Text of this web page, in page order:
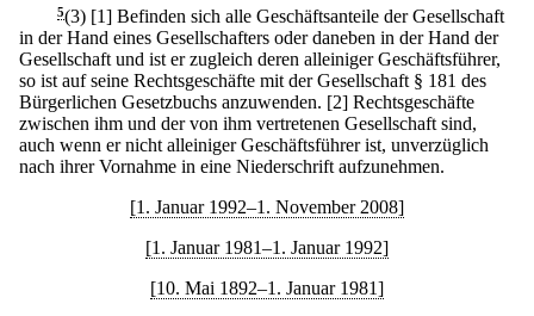
5(3) [1] Befinden sich alle Geschäftsanteile der Gesellschaft
in der Hand eines Gesellschafters oder daneben in der Hand der
Gesellschaft und ist er zugleich deren alleiniger Geschäftsführer,
so ist auf seine Rechtsgeschäfte mit der Gesellschaft § 181 des
Bürgerlichen Gesetzbuchs anzuwenden. [2] Rechtsgeschäfte
zwischen ihm und der von ihm vertretenen Gesellschaft sind,
auch wenn er nicht alleiniger Geschäftsführer ist, unverzüglich
nach ihrer Vornahme in eine Niederschrift aufzunehmen.
[1. Januar 1992–1. November 2008]
[1. Januar 1981–1. Januar 1992]
[10. Mai 1892–1. Januar 1981]